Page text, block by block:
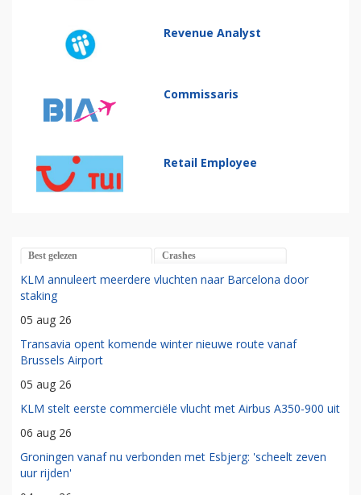
Revenue Analyst
Commissaris
Retail Employee
Best gelezen Crashes
KLM annuleert meerdere vluchten naar Barcelona door
staking
05 aug 26
Transavia opent komende winter nieuwe route vanaf
Brussels Airport
05 aug 26
KLM stelt eerste commerciële vlucht met Airbus A350-900 uit
06 aug 26
Groningen vanaf nu verbonden met Esbjerg: 'scheelt zeven
uur rijden'